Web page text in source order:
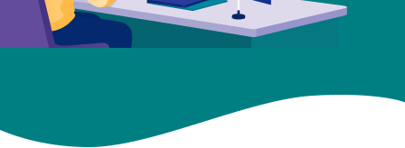
soggiorno